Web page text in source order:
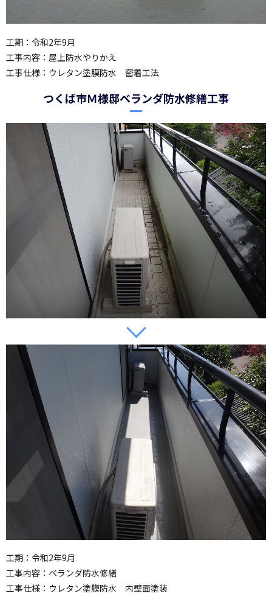
工期：令和2年9月
工事内容：屋上防水やりかえ
工事仕様：ウレタン塗膜防水 密着工法
つくば市Ｍ様邸ベランダ防水修繕工事
工期：令和2年9月
工事内容：ベランダ防水修繕
工事仕様：ウレタン塗膜防水 内壁面塗装